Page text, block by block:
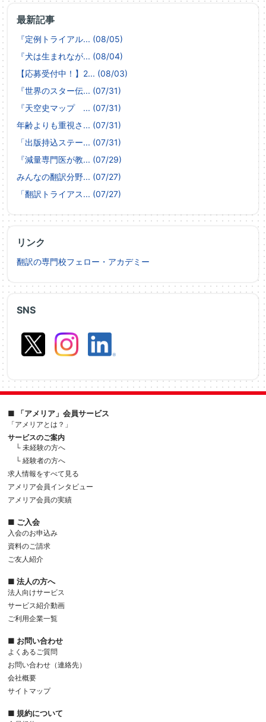
SNS
最新記事
『定例トライアル... (08/05)
『犬は生まれなが... (08/04)
【応募受付中！】2... (08/03)
『世界のスター伝... (07/31)
『天空史マップ ... (07/31)
年齢よりも重視さ... (07/31)
「出版持込ステー... (07/31)
『減量専門医が教... (07/29)
みんなの翻訳分野... (07/27)
「翻訳トライアス... (07/27)
リンク
翻訳の専門校フェロー・アカデミー
■ 「アメリア」会員サービス
「アメリアとは？」
サービスのご案内
└ 未経験の方へ
└ 経験者の方へ
求人情報をすべて見る
アメリア会員インタビュー
アメリア会員の実績
■ ご入会
入会のお申込み
資料のご請求
ご友人紹介
■ 法人の方へ
法人向けサービス
サービス紹介動画
ご利用企業一覧
■ お問い合わせ
よくあるご質問
お問い合わせ（連絡先）
会社概要
サイトマップ
■ 規約について